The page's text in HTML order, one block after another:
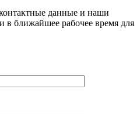
данные и наши
в ближайшее рабочее время для